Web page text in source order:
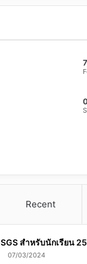
0
Recent
SGS สําหรับนักเรียน
07/03/2024